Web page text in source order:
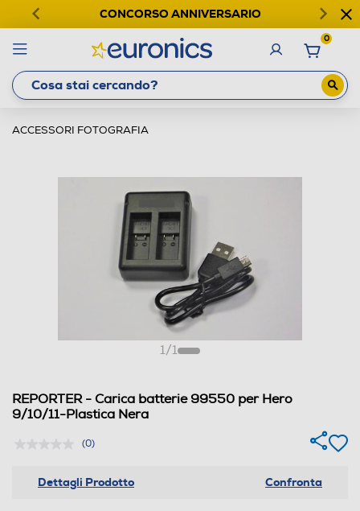
CONCORSO ANNIVERSARIO
0
ACCESSORI FOTOGRAFIA
1/1
REPORTER - Carica batterie 99550 per Hero
9/10/11-Plastica Nera
(0)
Dettagli Prodotto Confronta